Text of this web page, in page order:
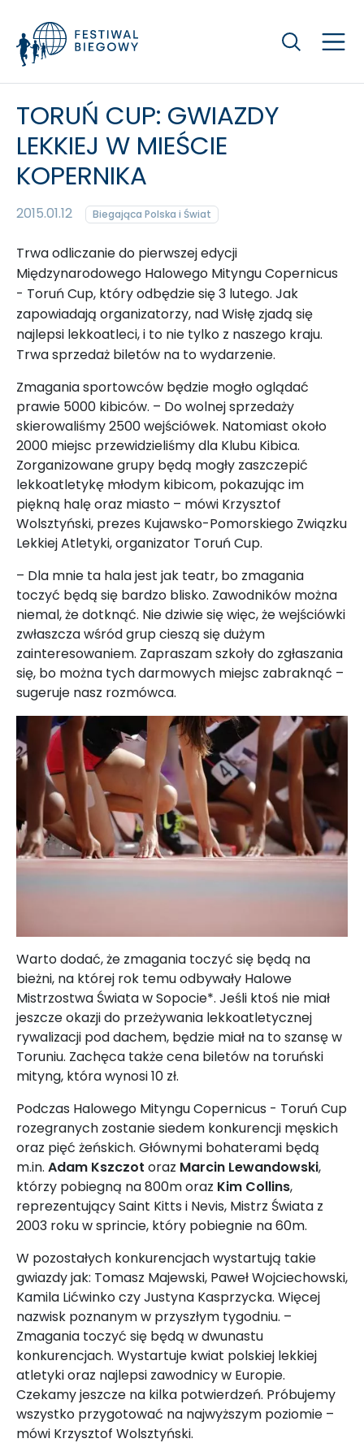
Szukaj
TORUŃ CUP: GWIAZDY
LEKKIEJ W MIEŚCIE
KOPERNIKA
2015.01.12 Biegająca Polska i Świat
Trwa odliczanie do pierwszej edycji
Międzynarodowego Halowego Mityngu Copernicus
- Toruń Cup, który odbędzie się 3 lutego. Jak
zapowiadają organizatorzy, nad Wisłę zjadą się
najlepsi lekkoatleci, i to nie tylko z naszego kraju.
Trwa sprzedaż biletów na to wydarzenie.
Zmagania sportowców będzie mogło oglądać
prawie 5000 kibiców. – Do wolnej sprzedaży
skierowaliśmy 2500 wejściówek. Natomiast około
2000 miejsc przewidzieliśmy dla Klubu Kibica.
Zorganizowane grupy będą mogły zaszczepić
lekkoatletykę młodym kibicom, pokazując im
piękną halę oraz miasto – mówi Krzysztof
Wolsztyński, prezes Kujawsko-Pomorskiego Związku
Lekkiej Atletyki, organizator Toruń Cup.
– Dla mnie ta hala jest jak teatr, bo zmagania
toczyć będą się bardzo blisko. Zawodników można
niemal, że dotknąć. Nie dziwie się więc, że wejściówki
zwłaszcza wśród grup cieszą się dużym
zainteresowaniem. Zapraszam szkoły do zgłaszania
się, bo można tych darmowych miejsc zabraknąć –
sugeruje nasz rozmówca.
Warto dodać, że zmagania toczyć się będą na
bieżni, na której rok temu odbywały Halowe
Mistrzostwa Świata w Sopocie*. Jeśli ktoś nie miał
jeszcze okazji do przeżywania lekkoatletycznej
rywalizacji pod dachem, będzie miał na to szansę w
Toruniu. Zachęca także cena biletów na toruński
mityng, która wynosi 10 zł.
Podczas Halowego Mityngu Copernicus - Toruń Cup
rozegranych zostanie siedem konkurencji męskich
oraz pięć żeńskich. Głównymi bohaterami będą
m.in. Adam Kszczot oraz Marcin Lewandowski,
którzy pobiegną na 800m oraz Kim Collins,
reprezentujący Saint Kitts i Nevis, Mistrz Świata z
2003 roku w sprincie, który pobiegnie na 60m.
W pozostałych konkurencjach wystartują takie
gwiazdy jak: Tomasz Majewski, Paweł Wojciechowski,
Kamila Lićwinko czy Justyna Kasprzycka. Więcej
nazwisk poznanym w przyszłym tygodniu. –
Zmagania toczyć się będą w dwunastu
konkurencjach. Wystartuje kwiat polskiej lekkiej
atletyki oraz najlepsi zawodnicy w Europie.
Czekamy jeszcze na kilka potwierdzeń. Próbujemy
wszystko przygotować na najwyższym poziomie –
mówi Krzysztof Wolsztyński.